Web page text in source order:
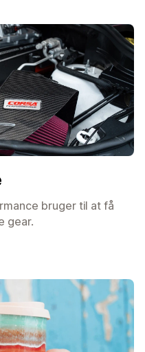
bruger til at få
gear.